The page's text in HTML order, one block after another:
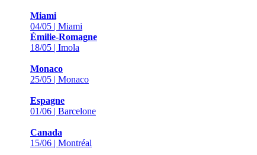
Miami
04/05 | Miami
Émilie-Romagne
18/05 | Imola
Monaco
25/05 | Monaco
Espagne
01/06 | Barcelone
Canada
15/06 | Montréal